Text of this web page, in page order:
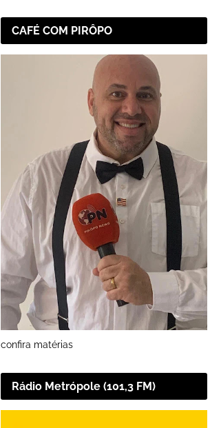
CAFÉ COM PIRÔPO
confira matérias
Rádio Metrópole (101,3 FM)